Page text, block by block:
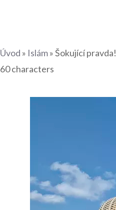
Úvod » Islám»Šokující
60 characters